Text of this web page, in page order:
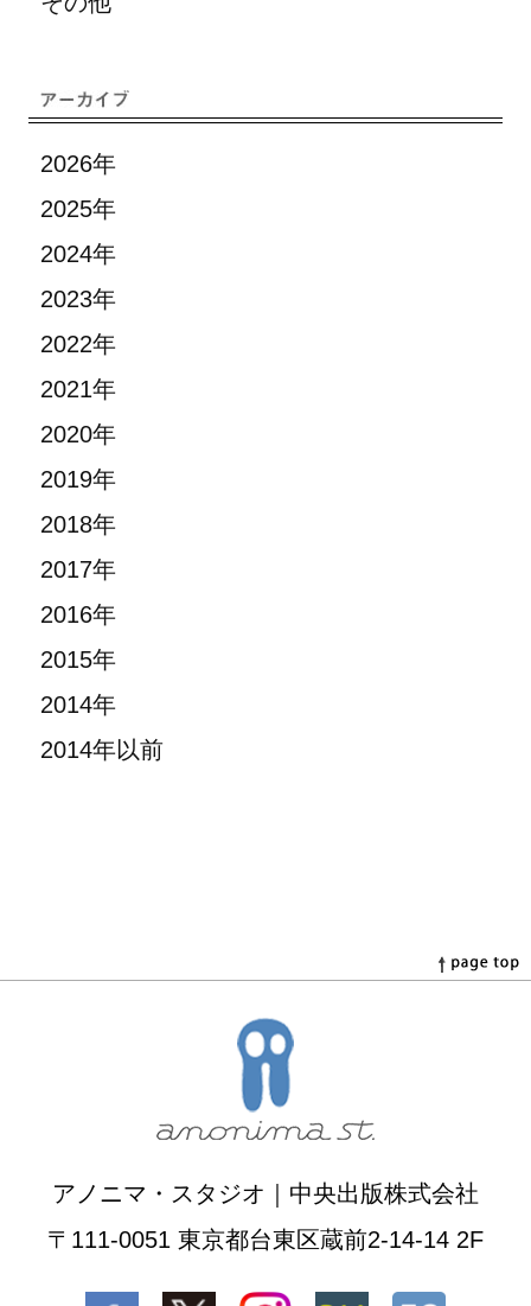
2026年
2025年
2024年
2023年
2022年
2021年
2020年
2019年
2018年
2017年
2016年
2015年
2014年
2014年以前
アノニマ・スタジオ｜中央出版株式会社
〒111-0051 東京都台東区蔵前2-14-14 2F